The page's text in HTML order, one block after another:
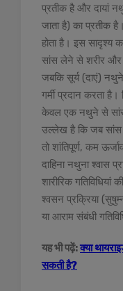
प्रतीक है और दायां
जाता है) का प्रतीक
होता है। इस सादृश्य
सांस लेने से शरीर और
जबकि सूर्य (दाएं)
गर्मी प्रदान करता
केवल एक नथुने से सांस
उल्लेख है कि जब सांस
तो शांतिपूर्ण, कम
दाहिना नथुना श्वास
शारीरिक गतिविधियां
श्वसन प्रक्रिया
या आराम संबंधी
यह भी पढ़ें:क्या
सकती है?